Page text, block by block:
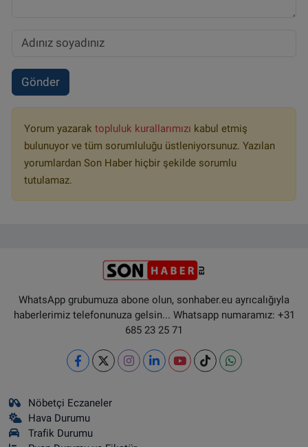
Gönder
Yorum yazarak topluluk kurallarımızı kabul etmiş
bulunuyor ve tüm sorumluluğu üstleniyorsunuz. Yazılan
yorumlardan Son Haber hiçbir şekilde sorumlu
tutulamaz.
WhatsApp grubumuza abone olun, sonhaber.eu ayrıcalığıyla
haberlerimiz telefonunuza gelsin... Whatsapp numaramız: +31
685 23 25 71
Nöbetçi Eczaneler
Hava Durumu
Trafik Durumu